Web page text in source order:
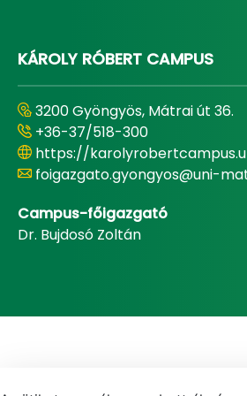
KÁROLY RÓBERT CAMPUS
3200 Gyöngyös, Mátrai út 36.
+36-37/518-300
https://
foigazgato.gyongyos@uni-
Campus-főigazgató
Dr. Bujdosó Zoltán